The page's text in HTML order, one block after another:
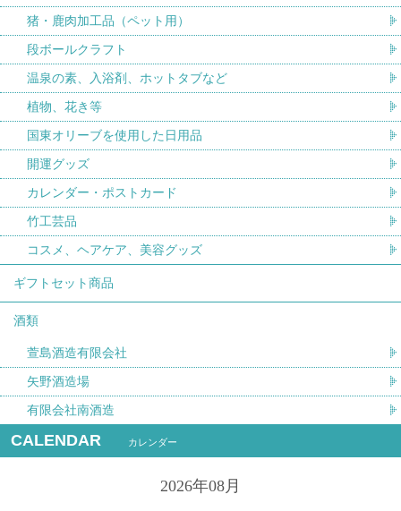
猪・鹿肉加工品（ペット用）
段ボールクラフト
温泉の素、入浴剤、ホットタブなど
植物、花き等
国東オリーブを使用した日用品
開運グッズ
カレンダー・ポストカード
竹工芸品
コスメ、ヘアケア、美容グッズ
ギフトセット商品
酒類
萱島酒造有限会社
矢野酒造場
有限会社南酒造
CALENDAR カレンダー
2026年08月